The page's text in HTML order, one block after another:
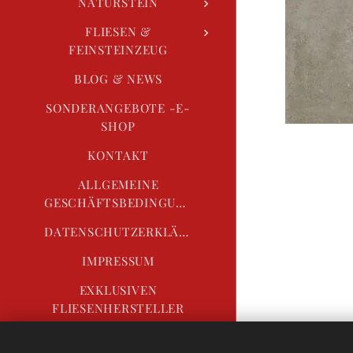
FLIESEN &
FEINSTEINZEUG
BLOG & NEWS
SONDERANGEBOTE -E-
SHOP
KONTAKT
ALLGEMEINE
GESCHÄFTSBEDINGUNGEN
DATENSCHUTZERKLÄRUNG
IMPRESSUM
EXKLUSIVEN
FLIESENHERSTELLER
IN UNSEREM